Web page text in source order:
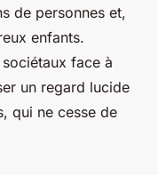
de personnes et,
enfants.
face à
un regard lucide
qui ne cesse de